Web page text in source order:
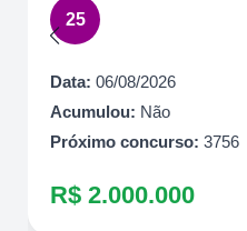
25
Data: 06/08/2026
Acumulou: Não
Próximo concurso: 3756
R$ 2.000.000